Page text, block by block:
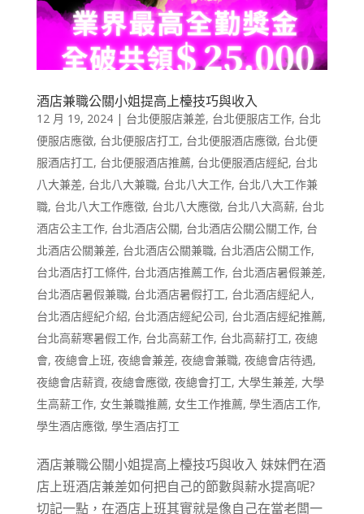
酒店兼職公關小姐提高上檯技巧與收入
12 月 19, 2024| 台北便服店兼差, 台北便服店工作, 台北
便服店應徵, 台北便服店打工, 台北便服酒店應徵, 台北便
服酒店打工, 台北便服酒店推薦, 台北便服酒店經紀, 台北
八大兼差, 台北八大兼職, 台北八大工作, 台北八大工作兼
職, 台北八大工作應徵, 台北八大應徵, 台北八大高薪, 台北
酒店公主工作, 台北酒店公關, 台北酒店公關公關工作, 台
北酒店公關兼差, 台北酒店公關兼職, 台北酒店公關工作,
台北酒店打工條件, 台北酒店推薦工作, 台北酒店暑假兼差,
台北酒店暑假兼職, 台北酒店暑假打工, 台北酒店經紀人,
台北酒店經紀介紹, 台北酒店經紀公司, 台北酒店經紀推薦,
台北高薪寒暑假工作, 台北高薪工作, 台北高薪打工, 夜總
會, 夜總會上班, 夜總會兼差, 夜總會兼職, 夜總會店待遇,
夜總會店薪資, 夜總會應徵, 夜總會打工, 大學生兼差, 大學
生高薪工作, 女生兼職推薦, 女生工作推薦, 學生酒店工作,
學生酒店應徵, 學生酒店打工
酒店兼職公關小姐提高上檯技巧與收入 妹妹們在酒
店上班酒店兼差如何把自己的節數與薪水提高呢?
切記一點，在酒店上班其實就是像自己在當老闆一